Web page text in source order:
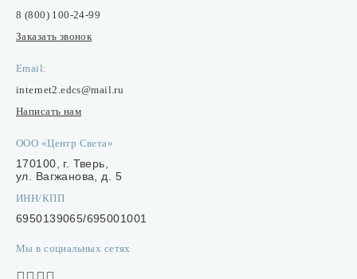
8 (800) 100-24-99
Заказать звонок
Email:
internet2.edcs@mail.ru
Написать нам
ООО «Центр Света»
170100, г. Тверь,
ул. Вагжанова, д. 5
ИНН/КПП
6950139065/695001001
Мы в социальных сетях